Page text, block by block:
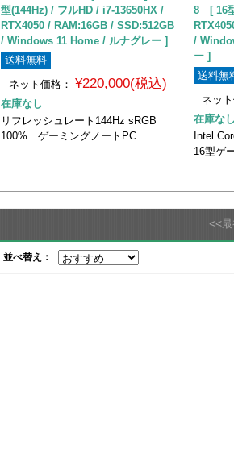
型(144Hz) / フルHD / i7-13650HX /
RTX4050 / RAM:16GB / SSD:512GB
/ Windows 11 Home / ルナグレー ]
送料無料
ネット価格： ¥220,000(税込)
在庫なし
リフレッシュレート144Hz sRGB
100% ゲーミングノートPC
8 [ 16
/
ー ]
送料無
ネット
在庫なし
Intel
16型ゲ
<<
並べ替え：